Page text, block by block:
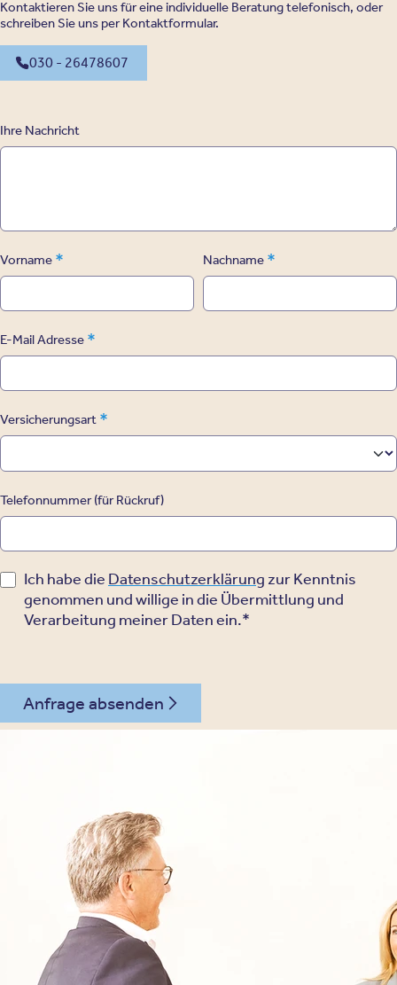
Kontaktieren Sie uns für eine individuelle Beratung telefonisch, oder
schreiben Sie uns per Kontaktformular.
030 - 26478607
Ihre Nachricht
Vorname * Nachname *
E-Mail Adresse *
Versicherungsart *
Telefonnummer (für Rückruf)
Ich habe die Datenschutzerklärung zur Kenntnis
genommen und willige in die Übermittlung und
Verarbeitung meiner Daten ein.*
Anfrage absenden
Informationen
Für Patienten
Für Zuweiser
Für Angehörige
Über Oberberg
Kliniken für Kinder & Jugendlichen